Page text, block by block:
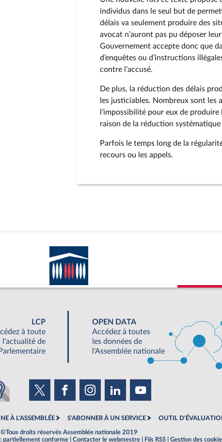
individus dans le seul but de
délais va seulement produire des
avocat n’auront pas pu déposer
Gouvernement accepte donc que
d’enquêtes ou d’instructions
contre l’accusé.
De plus, la réduction des délais
les justiciables. Nombreux sont les
l’impossibilité pour eux de
raison de la réduction systématique
Parfois le temps long de la
recours ou les appels.
LCP
à toute
l'actualité de
OPEN DATA
Accédez à toutes
les données de
l'Assemblée nationale
À L'ASSEMBLÉE S'ABONNER À UN SERVICE OUTIL
©Tous droits réservés Assemblée nationale 2019
partiellement conforme Contacter le webmestre Fils RSS Gestion des